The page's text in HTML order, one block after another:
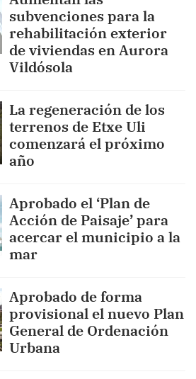
subvenciones para la
rehabilitación exterior
de viviendas en Aurora
Vildósola
La regeneración de los
terrenos de Etxe Uli
comenzará el próximo
año
Aprobado el ‘Plan de
Acción de Paisaje’ para
acercar el municipio a la
mar
Aprobado de forma
provisional el nuevo Plan
General de Ordenación
Urbana